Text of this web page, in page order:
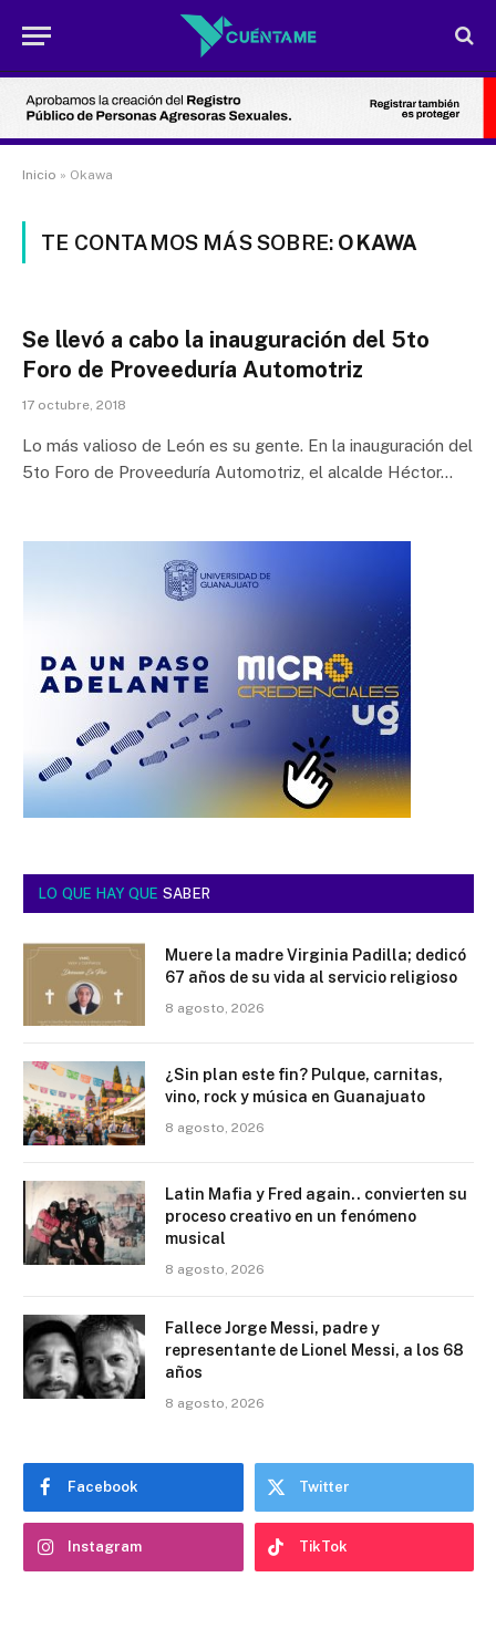
Inicio » Okawa
TE CONTAMOS MÁS SOBRE: OKAWA
Se llevó a cabo la inauguración del 5to
Foro de Proveeduría Automotriz
17 octubre, 2018
Lo más valioso de León es su gente. En la inauguración del
5to Foro de Proveeduría Automotriz, el alcalde Héctor…
LO QUE HAY QUE SABER
Muere la madre Virginia Padilla; dedicó
67 años de su vida al servicio religioso
8 agosto, 2026
¿Sin plan este fin? Pulque, carnitas,
vino, rock y música en Guanajuato
8 agosto, 2026
Latin Mafia y Fred again.. convierten su
proceso creativo en un fenómeno
musical
8 agosto, 2026
Fallece Jorge Messi, padre y
representante de Lionel Messi, a los 68
años
8 agosto, 2026
Facebook Twitter
Instagram TikTok